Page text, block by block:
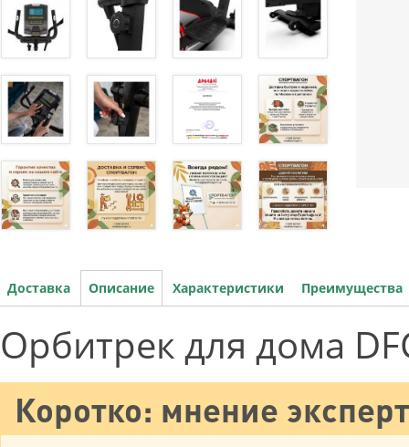
Доставка Описание Характеристики Преимущества
Орбитрек для дома
Коротко: мнение